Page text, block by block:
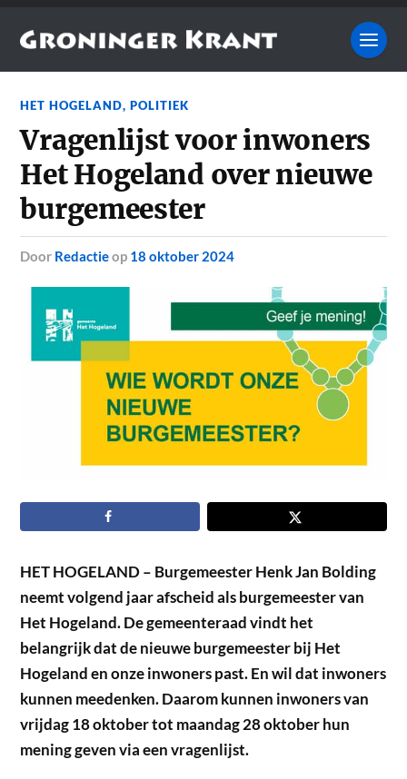
HET HOGELAND,POLITIEK
Vragenlijst voor inwoners
Het Hogeland over nieuwe
burgemeester
door Redactieop 18 oktober 2024
HET HOGELAND – Burgemeester Henk Jan Bolding
neemt volgend jaar afscheid als burgemeester van
Het Hogeland. De gemeenteraad vindt het
belangrijk dat de nieuwe burgemeester bij Het
Hogeland en onze inwoners past. En wil dat inwoners
kunnen meedenken. Daarom kunnen inwoners van
vrijdag 18 oktober tot maandag 28 oktober hun
mening geven via een vragenlijst.